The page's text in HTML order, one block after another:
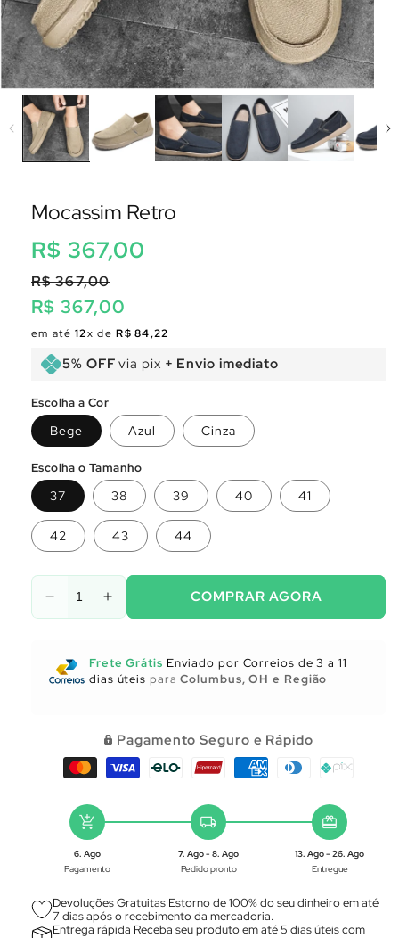
Mocassim Retro
Preço
normal
R$ 367,00
Preço
normal
R$ 367,00
Preço
promocional
R$ 367,00
em até12x deR$ 84,22
5% OFF via pix + Envio imediato
Escolha a Cor
Bege Azul Cinza
Escolha o Tamanho
37 38 39 40 41
42 43 44
Diminuir
a
de
Utensílios
Aumentar
a
de
Utensílios
COMPRAR AGORA
Frete Grátis Enviado por Correios de 3 a 11
dias úteis paraColumbus, OH e Região
Pagamento Seguro e Rápido
add_shopping_cart
6. Ago
Pagamento
local_shipping
7. Ago - 8. Ago
Pedido pronto
redeem
13. Ago - 26. Ago
Entregue
Devoluções Gratuitas Estorno de 100% do seu dinheiro em até
7 dias após o recebimento da mercadoria.
Entrega rápida Receba seu produto em até 5 dias úteis com